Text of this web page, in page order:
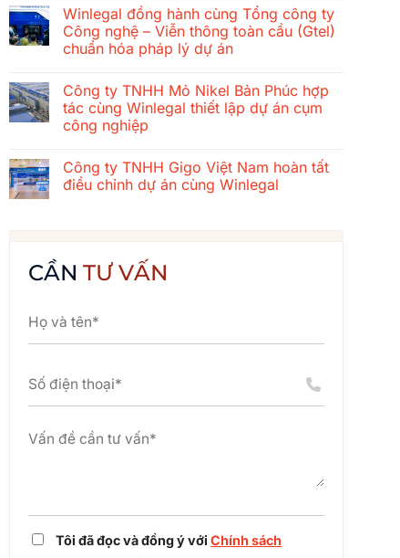
kết
mùa
hè
2026
của
Winlegal:
Cửa
Lò
–
–
Quê
Bác
bình
luận
ở
Tổng
xây
dựng
cơ
khí
Thăng
hóa
hệ
thống
Winlegal đồng hành cùng Tổng công ty
Công nghệ – Viễn thông toàn cầu (Gtel)
chuẩn hóa pháp lý dự án
bình
luận
ở
Winlegal
cùng
Tổng
công
toàn
cầu
hóa
pháp
Công ty TNHH Mỏ Nikel Bản Phúc hợp
tác cùng Winlegal thiết lập dự án cụm
công nghiệp
bình
luận
ở
Bản
Phúc
Winlegal
lập
cụm
công
nghiệp
Công ty TNHH Gigo Việt Nam hoàn tất
điều chỉnh dự án cùng Winlegal
Công
ty
Nam
tất
dự
án
cùng
CẦNTƯ VẤN
Tôi đã đọc và đồng ý vớiChính sách